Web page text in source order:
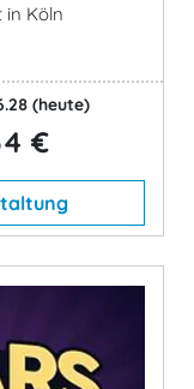
in Köln
(heute)
€